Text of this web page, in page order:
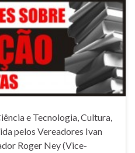
e Tecnologia, Cultura,
pelos Vereadores Ivan
Roger Ney (Vice-